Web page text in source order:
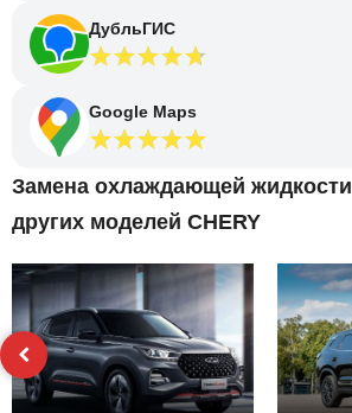
ДубльГИС
Google Maps
Замена охлаждающей
других моделей CHERY